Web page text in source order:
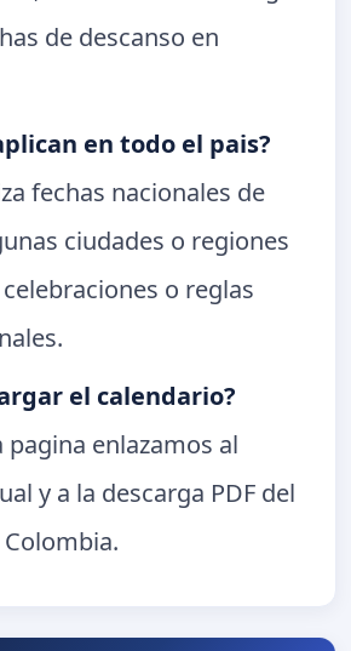
de descanso en
en todo el pais?
fechas nacionales de
ciudades o regiones
o reglas
el calendario?
pagina enlazamos al
y a la descarga PDF del